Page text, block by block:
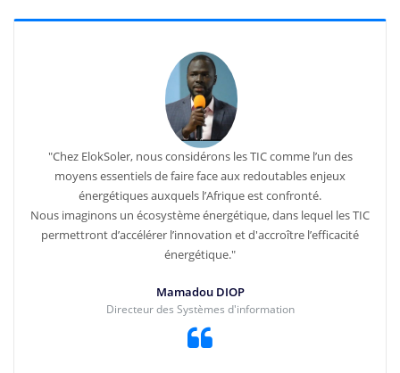
"Chez ElokSoler, nous considérons les TIC comme l’un des
moyens essentiels de faire face aux redoutables enjeux
énergétiques auxquels l’Afrique est confronté.
Nous imaginons un écosystème énergétique, dans lequel les TIC
permettront d’accélérer l’innovation et d'accroître l’efficacité
énergétique."
Mamadou DIOP
Directeur des Systèmes d'information